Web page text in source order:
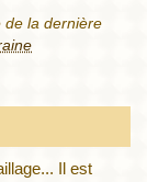
de la dernière
Il est